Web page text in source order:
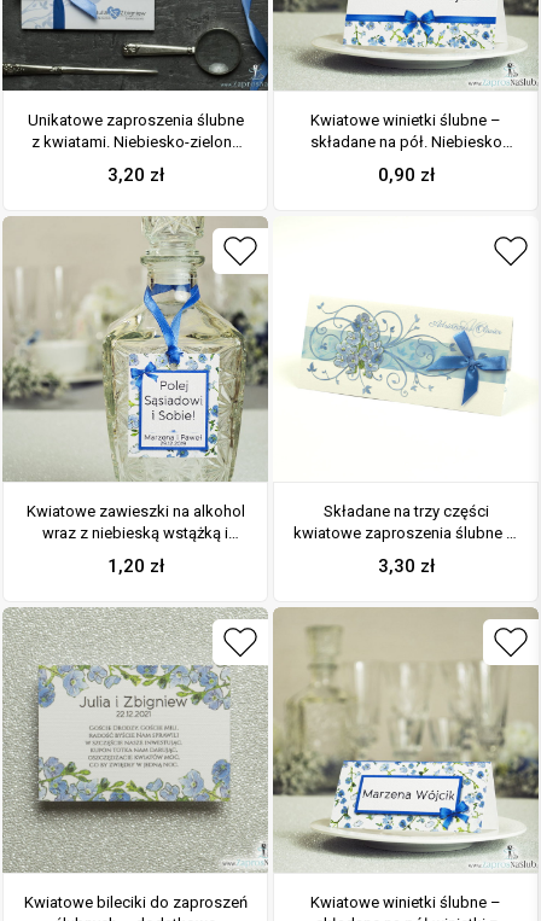
Unikatowe zaproszenia ślubne
z kwiatami. Niebiesko-zielony
motyw kwiatowy i wstążka w
niebieskim kolorze. ZAP-93-11
3,20 zł
Kwiatowe winietki ślubne –
składane na pół. Niebiesko
zielony motyw kwiatowy z
malowaną, poziomą wstążką
0,90 zł
Kwiatowe zawieszki na alkohol
wraz z niebieską wstążką i
prostokątnym motywem
zielono-niebieskich kwiatów
1,20 zł
Składane na trzy części
kwiatowe zaproszenia ślubne w
formacie DL. Niebiesko-zielony
motyw kwiatowy, niebieska
3,30 zł
Kwiatowe bileciki do zaproszeń
Kwiatowe winietki ślubne –